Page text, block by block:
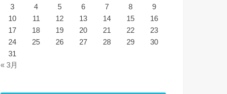
3
4 5 6 7 8
9
10
11 12 13 14 15
16
17
18 19 20 21 22
23
24
25 26 27 28 29
30
31
« 3月